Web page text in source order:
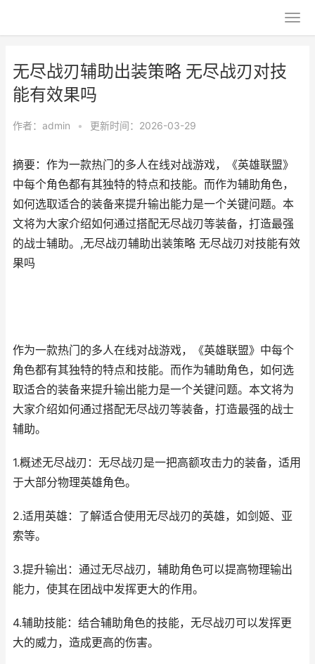
无尽战刃辅助出装策略 无尽战刃对技
能有效果吗
作者： admin • 更新时间：2026-03-29
摘要：作为一款热门的多人在线对战游戏，《英雄联盟》
中每个角色都有其独特的特点和技能。而作为辅助角色，
如何选取适合的装备来提升输出能力是一个关键问题。本
文将为大家介绍如何通过搭配无尽战刃等装备，打造最强
的战士辅助。,无尽战刃辅助出装策略 无尽战刃对技能有效
果吗
作为一款热门的多人在线对战游戏，《英雄联盟》中每个
角色都有其独特的特点和技能。而作为辅助角色，如何选
取适合的装备来提升输出能力是一个关键问题。本文将为
大家介绍如何通过搭配无尽战刃等装备，打造最强的战士
辅助。
1.概述无尽战刃：无尽战刃是一把高额攻击力的装备，适用
于大部分物理英雄角色。
2.适用英雄：了解适合使用无尽战刃的英雄，如剑姬、亚
索等。
3.提升输出：通过无尽战刃，辅助角色可以提高物理输出
能力，使其在团战中发挥更大的作用。
4.辅助技能：结合辅助角色的技能，无尽战刃可以发挥更
大的威力，造成更高的伤害。